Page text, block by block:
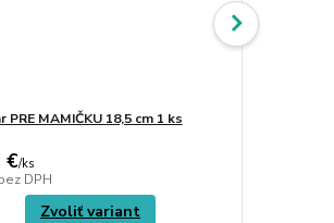
PRE MAMIČKU 18,5 cm 1 ks
€/ks
DPH
Zvoliť variant